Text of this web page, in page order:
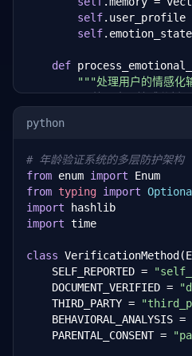
self.user_profile
self
def
"""处理用户的情感化
# 第一步：情感分析
# 第二步：记忆检索——
relevant_memories
            query=
            top_k=
            filter={
# 第三步：上下文构
        context =
self
python
# 年龄验证系统的多层防护架构
from enum import
from typing import
import
import time
class
    SELF_REPORTED =
    DOCUMENT_VERIFIED =
    THIRD_PARTY =
    BEHAVIORAL_ANALYSIS =
    PARENTAL_CONSENT =